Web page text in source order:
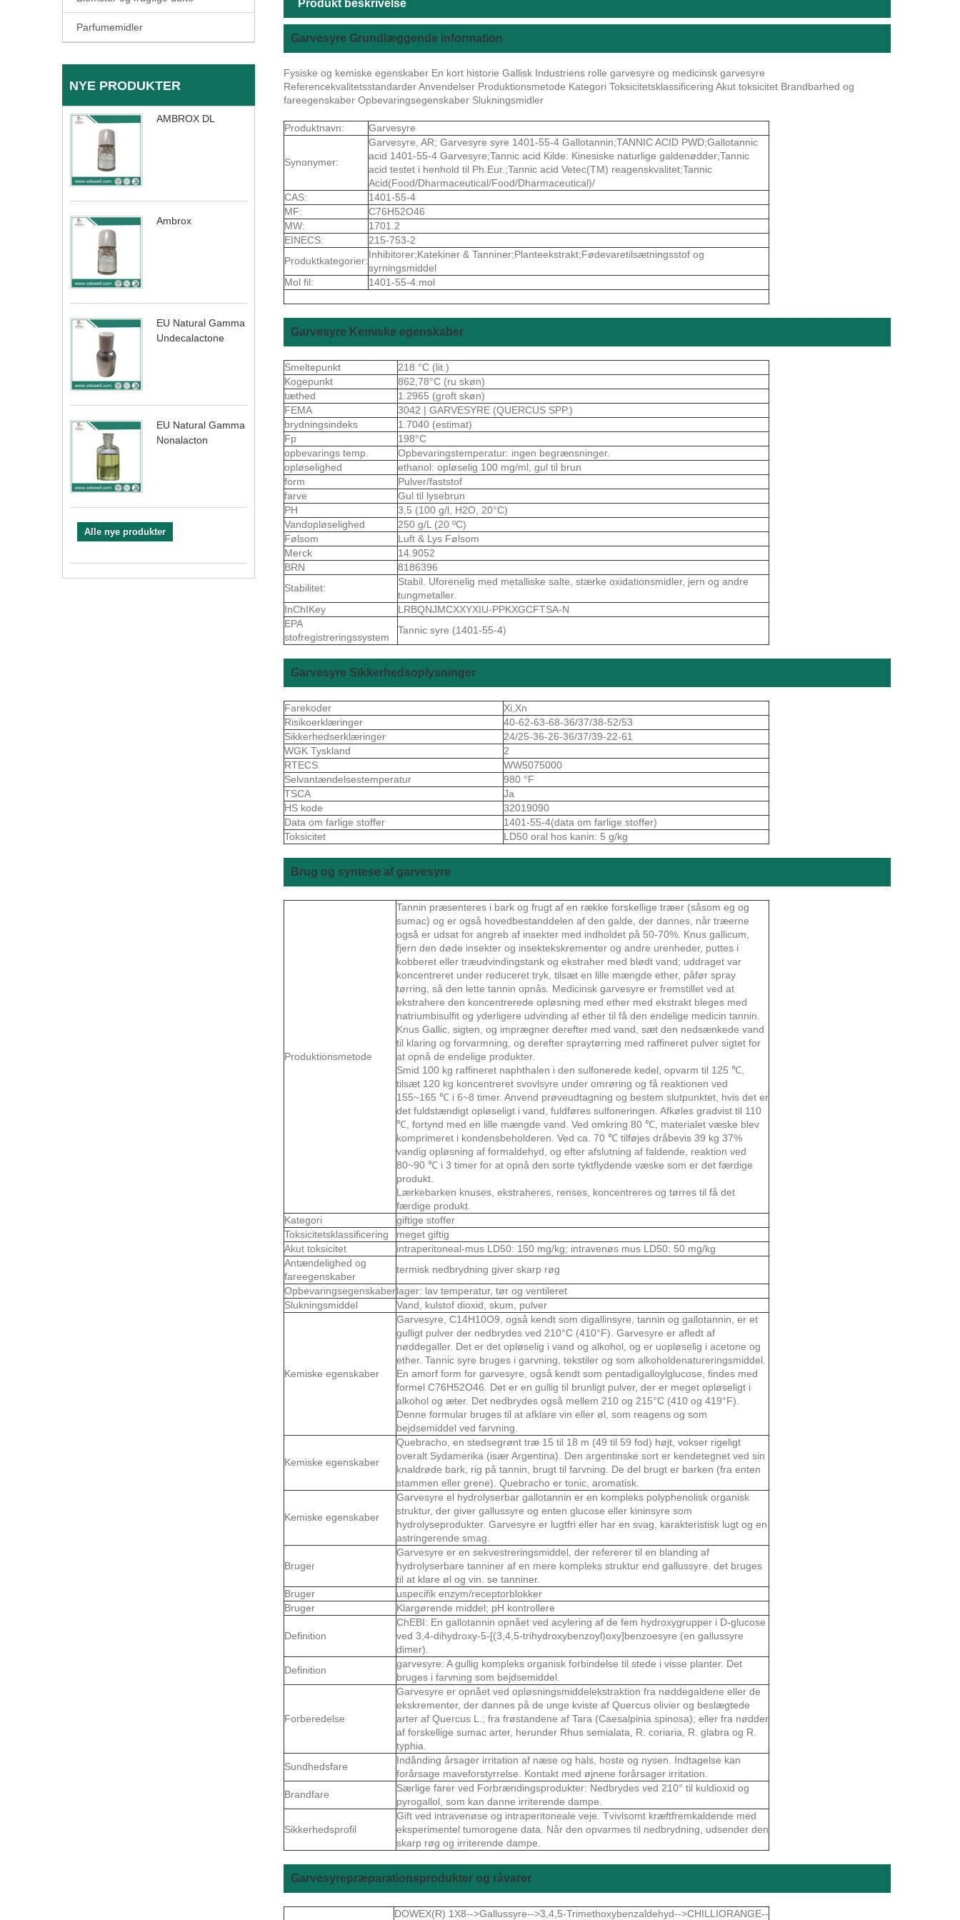
Parfumemidler
NYE PRODUKTER
AMBROX DL
Ambrox
EU Natural Gamma
Undecalactone
EU Natural Gamma
Nonalacton
Alle nye produkter
Produkt beskrivelse
Garvesyre Grundlæggende information
Fysiske og kemiske egenskaber En kort historie Gallisk Industriens rolle garvesyre og medicinsk garvesyre
Referencekvalitetsstandarder Anvendelser Produktionsmetode Kategori Toksicitetsklassificering Akut toksicitet Brandbarhed og
fareegenskaber Opbevaringsegenskaber Slukningsmidler
Produktnavn: Garvesyre
Synonymer:
Garvesyre, AR; Garvesyre syre 1401-55-4 Gallotannin;TANNIC ACID PWD;Gallotannic
acid 1401-55-4 Garvesyre;Tannic acid Kilde: Kinesiske naturlige galdenødder;Tannic
acid testet i henhold til Ph.Eur.;Tannic acid Vetec(TM) reagenskvalitet;Tannic
Acid(Food/Dharmaceutical/Food/Dharmaceutical)/
CAS:
1401-55-4
MF:
C76H52O46
MW:
1701.2
EINECS:
215-753-2
Produktkategorier:
Inhibitorer;Katekiner & Tanniner;Planteekstrakt;Fødevaretilsætningsstof og
syrningsmiddel
Mol fil:
1401-55-4.mol
Garvesyre Kemiske egenskaber
Smeltepunkt
218 °C (lit.)
Kogepunkt
862,78°C (ru skøn)
tæthed
1.2965 (groft skøn)
FEMA
3042 | GARVESYRE (QUERCUS SPP.)
brydningsindeks
1.7040 (estimat)
Fp
198°C
opbevarings temp.
Opbevaringstemperatur: ingen begrænsninger.
opløselighed
ethanol: opløselig 100 mg/ml, gul til brun
form
Pulver/faststof
farve
Gul til lysebrun
PH
3,5 (100 g/l, H2O, 20°C)
Vandopløselighed
250 g/L (20 ºC)
Følsom
Luft & Lys Følsom
Merck
14.9052
BRN
8186396
Stabilitet:
Stabil. Uforenelig med metalliske salte, stærke oxidationsmidler, jern og andre
tungmetaller.
InChIKey
LRBQNJMCXXYXIU-PPKXGCFTSA-N
EPA
stofregistreringssystem
Tannic syre (1401-55-4)
Garvesyre Sikkerhedsoplysninger
Farekoder
Xi,Xn
Risikoerklæringer
40-62-63-68-36/37/38-52/53
Sikkerhedserklæringer
24/25-36-26-36/37/39-22-61
WGK Tyskland
2
RTECS
WW5075000
Selvantændelsestemperatur
980 °F
TSCA
Ja
HS kode
32019090
Data om farlige stoffer
1401-55-4(data om farlige stoffer)
Toksicitet
LD50 oral hos kanin: 5 g/kg
Brug og syntese af garvesyre
Produktionsmetode
Tannin præsenteres i bark og frugt af en række forskellige træer (såsom eg og
sumac) og er også hovedbestanddelen af ​​den galde, der dannes, når træerne
også er udsat for angreb af insekter med indholdet på 50-70%. Knus gallicum,
fjern den døde insekter og insektekskrementer og andre urenheder, puttes i
kobberet eller træudvindingstank og ekstraher med blødt vand; uddraget var
koncentreret under reduceret tryk, tilsæt en lille mængde ether, påfør spray
tørring, så den lette tannin opnås. Medicinsk garvesyre er fremstillet ved at
ekstrahere den koncentrerede opløsning med ether med ekstrakt bleges med
natriumbisulfit og yderligere udvinding af ether til få den endelige medicin tannin.
Knus Gallic, sigten, og imprægner derefter med vand, sæt den nedsænkede vand
til klaring og forvarmning, og derefter spraytørring med raffineret pulver sigtet for
at opnå de endelige produkter.
Smid 100 kg raffineret naphthalen i den sulfonerede kedel, opvarm til 125 ℃,
tilsæt 120 kg koncentreret svovlsyre under omrøring og få reaktionen ved
155~165 ℃ i 6~8 timer. Anvend prøveudtagning og bestem slutpunktet, hvis det er
det fuldstændigt opløseligt i vand, fuldføres sulfoneringen. Afkøles gradvist til 110
℃, fortynd med en lille mængde vand. Ved omkring 80 ℃, materialet væske blev
komprimeret i kondensbeholderen. Ved ca. 70 ℃ tilføjes dråbevis 39 kg 37%
vandig opløsning af formaldehyd, og efter afslutning af faldende, reaktion ved
80~90 ℃ i 3 timer for at opnå den sorte tyktflydende væske som er det færdige
produkt.
Lærkebarken knuses, ekstraheres, renses, koncentreres og tørres til få det
færdige produkt.
Kategori
giftige stoffer
Toksicitetsklassificering
meget giftig
Akut toksicitet
intraperitoneal-mus LD50: 150 mg/kg; intravenøs mus LD50: 50 mg/kg
Antændelighed og
fareegenskaber
termisk nedbrydning giver skarp røg
Opbevaringsegenskaberlager: lav temperatur, tør og ventileret
Slukningsmiddel
Vand, kulstof dioxid, skum, pulver
Kemiske egenskaber
Garvesyre, C14H10O9, også kendt som digallinsyre, tannin og gallotannin, er et
gulligt pulver der nedbrydes ved 210°C (410°F). Garvesyre er afledt af
nøddegaller. Det er det opløselig i vand og alkohol, og er uopløselig i acetone og
ether. Tannic syre bruges i garvning, tekstiler og som alkoholdenatureringsmiddel.
En amorf form for garvesyre, også kendt som pentadigalloylglucose, findes med
formel C76H52O46. Det er en gullig til brunligt pulver, der er meget opløseligt i
alkohol og æter. Det nedbrydes også mellem 210 og 215°C (410 og 419°F).
Denne formular bruges til at afklare vin eller øl, som reagens og som
bejdsemiddel ved farvning.
Kemiske egenskaber
Quebracho, en stedsegrønt træ 15 til 18 m (49 til 59 fod) højt, vokser rigeligt
overalt Sydamerika (især Argentina). Den argentinske sort er kendetegnet ved sin
knaldrøde bark, rig på tannin, brugt til farvning. De del brugt er barken (fra enten
stammen eller grene). Quebracho er tonic, aromatisk.
Kemiske egenskaber
Garvesyre el hydrolyserbar gallotannin er en kompleks polyphenolisk organisk
struktur, der giver gallussyre og enten glucose eller kininsyre som
hydrolyseprodukter. Garvesyre er lugtfri eller har en svag, karakteristisk lugt og en
astringerende smag.
Bruger
Garvesyre er en sekvestreringsmiddel, der refererer til en blanding af
hydrolyserbare tanniner af en mere kompleks struktur end gallussyre. det bruges
til at klare øl og vin. se tanniner.
Bruger
uspecifik enzym/receptorblokker
Bruger
Klargørende middel; pH kontrollere
Definition
ChEBI: En gallotannin opnået ved acylering af de fem hydroxygrupper i D-glucose
ved 3,4-dihydroxy-5-[(3,4,5-trihydroxybenzoyl)oxy]benzoesyre (en gallussyre
dimer).
Definition
garvesyre: A gullig kompleks organisk forbindelse til stede i visse planter. Det
bruges i farvning som bejdsemiddel.
Forberedelse
Garvesyre er opnået ved opløsningsmiddelekstraktion fra nøddegaldene eller de
ekskrementer, der dannes på de unge kviste af Quercus olivier og beslægtede
arter af Quercus L.; fra frøstandene af Tara (Caesalpinia spinosa); eller fra nødder
af forskellige sumac arter, herunder Rhus semialata, R. coriaria, R. glabra og R.
typhia.
Sundhedsfare
Indånding årsager irritation af næse og hals, hoste og nysen. Indtagelse kan
forårsage maveforstyrrelse. Kontakt med øjnene forårsager irritation.
Brandfare
Særlige farer ved Forbrændingsprodukter: Nedbrydes ved 210° til kuldioxid og
pyrogallol, som kan danne irriterende dampe.
Sikkerhedsprofil
Gift ved intravenøse og intraperitoneale veje. Tvivlsomt kræftfremkaldende med
eksperimentel tumorogene data. Når den opvarmes til nedbrydning, udsender den
skarp røg og irriterende dampe.
Garvesyrepræparationsprodukter og råvarer
DOWEX(R) 1X8-->Gallussyre-->3,4,5-Trimethoxybenzaldehyd-->CHILLIORANGE--